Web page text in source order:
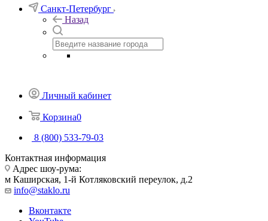
Санкт-Петербург
Назад
Личный кабинет
Корзина0
8 (800) 533-79-03
Контактная информация
Адрес шоу-рума:
м Каширская, 1-й Котляковский переулок, д.2
info@staklo.ru
Вконтакте